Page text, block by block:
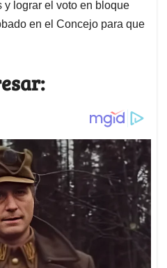
lograr el voto en bloque
en el Concejo para que